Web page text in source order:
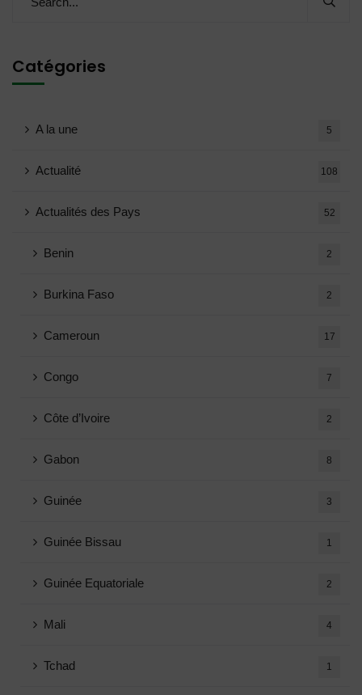
Catégories
A la une 5
Actualité 108
Actualités des Pays 52
Benin 2
Burkina Faso 2
Cameroun 17
Congo 7
Côte d’Ivoire 2
Gabon 8
Guinée 3
Guinée Bissau 1
Guinée Equatoriale 2
Mali 4
Tchad 1